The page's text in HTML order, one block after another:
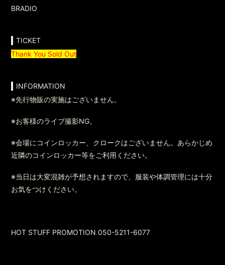
BRADIO
TICKET
Thank You Sold Out
INFORMATION
※先行物販の実施はございません。
※お客様のライブ撮影NG。
※会場にコインロッカー、クロークはございません。あらかじめ
近隣のコインロッカー等をご利用ください。
※当日は大変混雑が予想されますので、服装や体調管理には十分
お気をつけください。
HOT STUFF PROMOTION 050-5211-6077